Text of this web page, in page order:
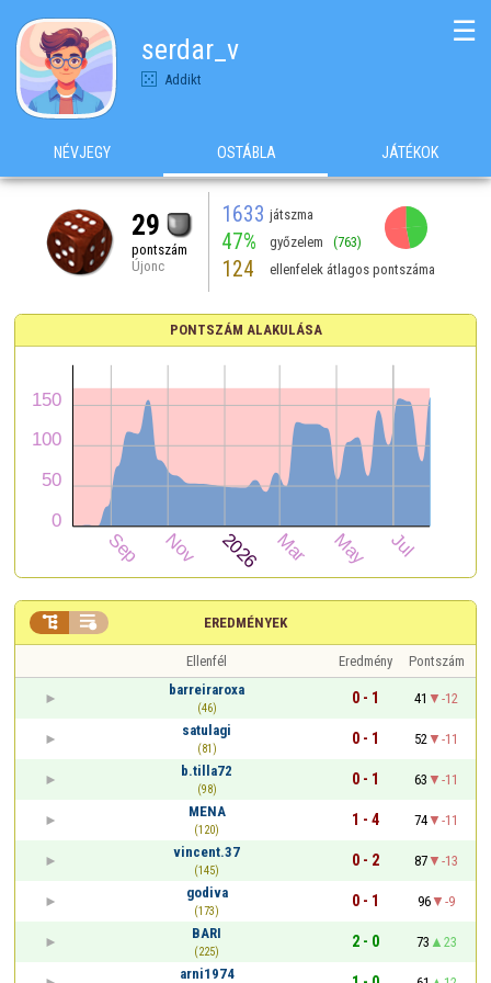
serdar_v
Addikt
☰
NÉVJEGY OSTÁBLA JÁTÉKOK
29
pontszám
Újonc
1633 játszma
47% győzelem (763)
124 ellenfelek átlagos pontszáma
PONTSZÁM ALAKULÁSA
EREDMÉNYEK
 
Ellenfél Eredmény
Pontszám
barreiraroxa
(46)
0 - 1 41
-12
satulagi
(81)
0 - 1 52
-11
b.tilla72
(98)
0 - 1 63
-11
MENA
(120)
1 - 4 74
-11
vincent.37
(145)
0 - 2 87
-13
godiva
(173)
0 - 1 96
-9
BARI
(225)
2 - 0 73
23
arni1974